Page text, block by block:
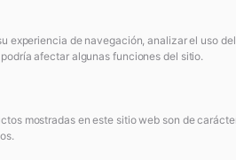
de navegación, analizar el uso
afectar algunas funciones del sitio.
mostradas en este sitio web son de